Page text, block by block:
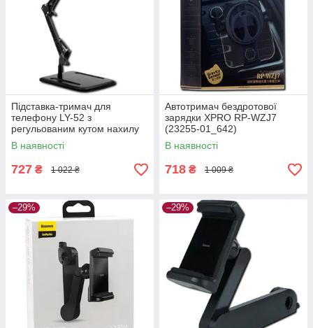
Підставка-тримач для
телефону LY-52 з
регульованим кутом нахилу
XPRO (41518-15954_323)
В наявності
727 ₴ 1 022 ₴
Автотримач бездротової
зарядки XPRO RP-WZJ7
(23255-01_642)
В наявності
718 ₴ 1 009 ₴
–29% –29%